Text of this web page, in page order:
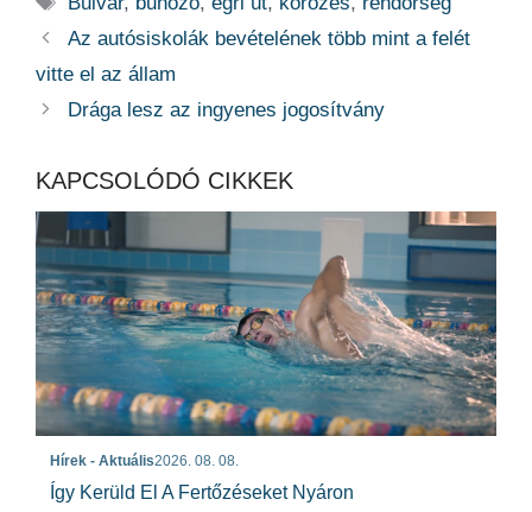
Az autósiskolák bevételének több mint a felét
vitte el az állam
Drága lesz az ingyenes jogosítvány
KAPCSOLÓDÓ CIKKEK
Hírek - Aktuális2026. 08. 08.
Így Kerüld El A Fertőzéseket Nyáron